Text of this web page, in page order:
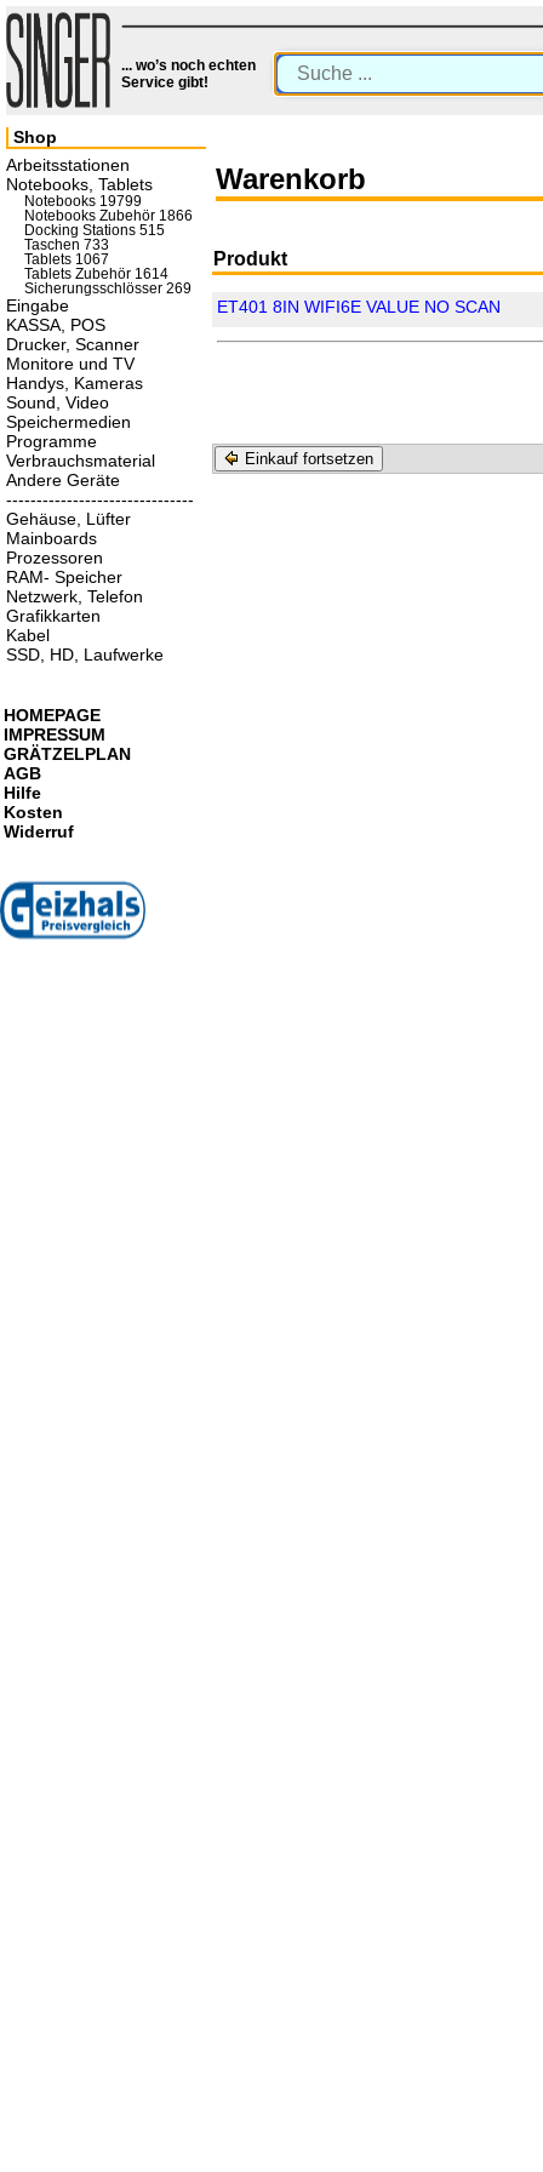
... wo’s noch echten
Service gibt!
Warenkorb
Produkt
ET401 8IN WIFI6E VALUE NO SCAN
Einkauf fortsetzen
Shop
Arbeitsstationen
Notebooks, Tablets
Notebooks 19799
Notebooks Zubehör 1866
Docking Stations 515
Taschen 733
Tablets 1067
Tablets Zubehör 1614
Sicherungsschlösser 269
Eingabe
KASSA, POS
Drucker, Scanner
Monitore und TV
Handys, Kameras
Sound, Video
Speichermedien
Programme
Verbrauchsmaterial
Andere Geräte
-------------------------------
Gehäuse, Lüfter
Mainboards
Prozessoren
RAM- Speicher
Netzwerk, Telefon
Grafikkarten
Kabel
SSD, HD, Laufwerke
HOMEPAGE
IMPRESSUM
GRÄTZELPLAN
AGB
Hilfe
Kosten
Widerruf